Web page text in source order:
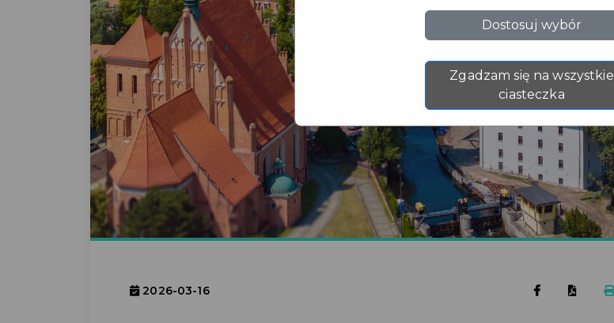
2026-03-16
Dostosuj wybór
Zgadzam się na wszystkie
ciasteczka